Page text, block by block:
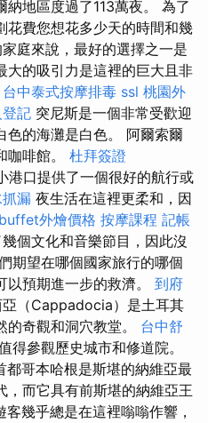
地區度過了113萬夜。 為了
花費您想花多少天的時間和幾
庭來說，最好的選擇之一是
大的吸引力是這裡的巨大且非
台中泰式按摩排毒 ssl 桃園外
記 突尼斯是一個非常受歡迎
色的海灘是白色。 阿爾索爾
咖啡館。 杜拜簽證
港口提供了一個很好的航行或
漏 夜生活在這裡更柔和，因
buffet外燴價格 按摩課程 記帳
個文化和音樂節目，因此沒
期望在哪個國家旅行的哪個
預期進一步的救濟。 到府
（Cappadocia）是土耳其
奇觀和洞穴教堂。 台中舒
得參觀歷史城市和修道院。
都哥本哈根是斯堪的納維亞最
，而它具有前斯堪的納維亞王
客幾乎總是在這裡嗡嗡作響，